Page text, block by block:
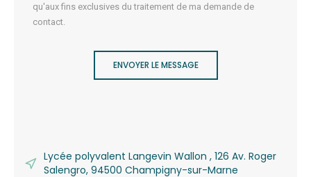
qu'aux fins exclusives du traitement de ma demande de
contact.
ENVOYER LE MESSAGE
Lycée polyvalent Langevin Wallon , 126 Av. Roger
Salengro, 94500 Champigny-sur-Marne